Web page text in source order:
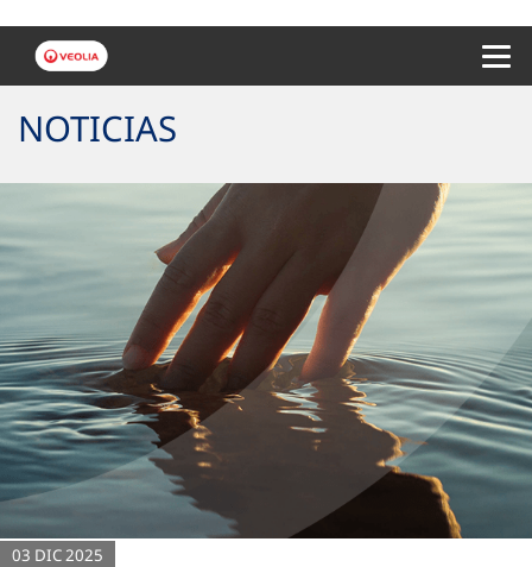
NOTICIAS
03 DIC 2025